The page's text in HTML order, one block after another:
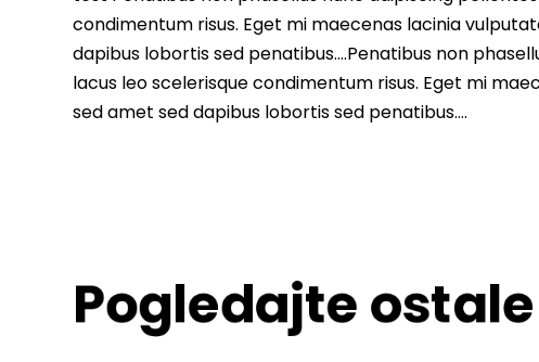
condimentum risus. Eget mi maecenas lacinia
dapibus lobortis sed penatibus….Penatibus non
lacus leo scelerisque condimentum risus. Eget mi
sed amet sed dapibus lobortis sed penatibus….
Pogledajte